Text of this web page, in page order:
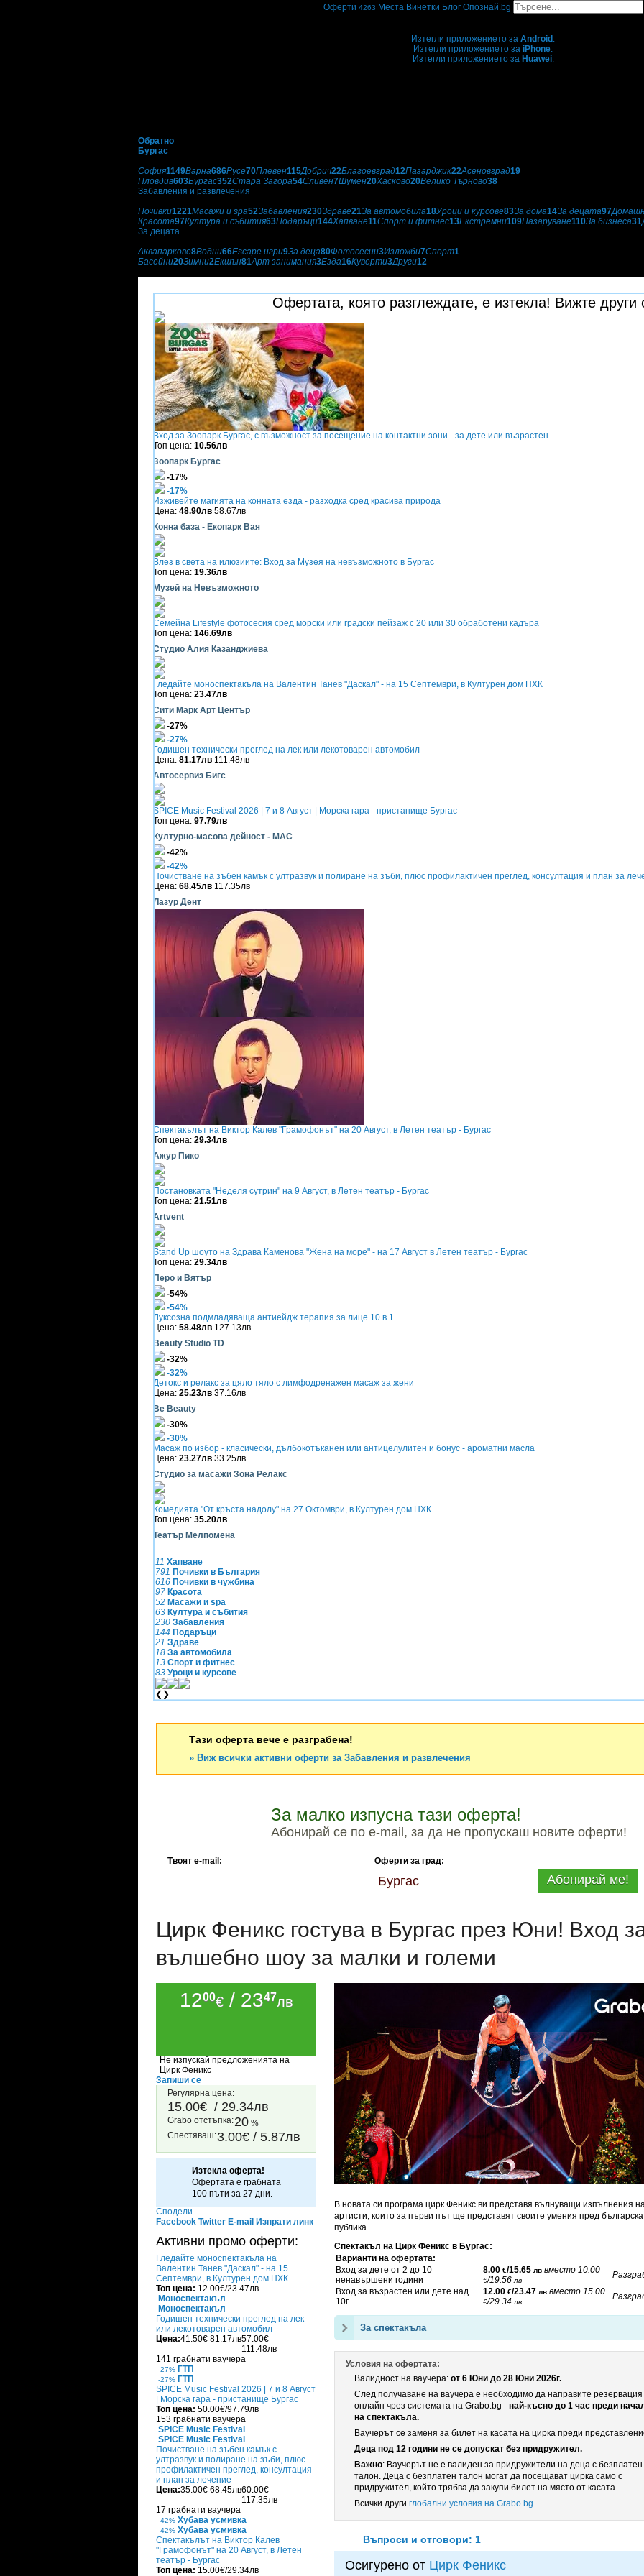
Оферти 4263 Места Винетки Блог Опознай.bg
Изтегли приложението за Android .
Изтегли приложението за iPhone.
Изтегли приложението за Huawei.
Обратно
Бургас
София1149Варна686Русе70Плевен115Добрич22Благоевград12Пазарджик22Асеновград19
Пловдив603Бургас352Стара Загора54Сливен7Шумен20Хасково20Велико Търново38
Забавления и развлечения
Почивки1221Масажи и spa52Забавления230Здраве21За автомобила18Уроци и курсове83За дома14За децата97
Красота97Култура и събития63Подаръци144Хапване11Спорт и фитнес13Екстремни109Пазаруване110За бизнеса31
За децата
Аквапаркове8Водни66Escape игри9За деца80Фотосесии3Изложби7Спорт1
Басейни20Зимни2Екшън81Арт занимания3Езда16Куверти3Други12
Офертата, която разглеждате, е изтекла! Вижте други
Вход за Зоопарк Бургас, с възможност за посещение на контактни зони - за дете или възрастен
Топ цена: 10.56лв
Зоопарк Бургас
-17%
-17%
Изживейте магията на конната езда - разходка сред красива природа
Цена: 48.90лв 58.67лв
Конна база - Екопарк Вая
Влез в света на илюзиите: Вход за Музея на невъзможното в Бургас
Топ цена: 19.36лв
Музей на Невъзможното
Семейна Lifestyle фотосесия сред морски или градски пейзаж с 20 или 30 обработени кадъра
Топ цена: 146.69лв
Студио Алия Казанджиева
Гледайте моноспектакъла на Валентин Танев "Даскал" - на 15 Септември, в Културен дом НХК
Топ цена: 23.47лв
Сити Марк Арт Център
-27%
-27%
Годишен технически преглед на лек или лекотоварен автомобил
Цена: 81.17лв 111.48лв
Автосервиз Бигс
SPICE Music Festival 2026 | 7 и 8 Август | Морска гара - пристанище Бургас
Топ цена: 97.79лв
Културно-масова дейност - МАС
-42%
-42%
Почистване на зъбен камък с ултразвук и полиране на зъби, плюс профилактичен преглед, консултация и план за
Цена: 68.45лв 117.35лв
Лазур Дент
Спектакълът на Виктор Калев "Грамофонът" на 20 Август, в Летен театър - Бургас
Топ цена: 29.34лв
Ажур Пико
Постановката "Неделя сутрин" на 9 Август, в Летен театър - Бургас
Топ цена: 21.51лв
Аrtvent
Stand Up шоуто на Здрава Каменова "Жена на море" - на 17 Август в Летен театър - Бургас
Топ цена: 29.34лв
Перо и Вятър
-54%
-54%
Луксозна подмладяваща антиейдж терапия за лице 10 в 1
Цена: 58.48лв 127.13лв
Beauty Studio TD
-32%
-32%
Детокс и релакс за цяло тяло с лимфодренажен масаж за жени
Цена: 25.23лв 37.16лв
Be Beauty
-30%
-30%
Масаж по избор - класически, дълбокотъканен или антицелулитен и бонус - ароматни масла
Цена: 23.27лв 33.25лв
Студио за масажи Зона Релакс
Комедията "От кръста надолу" на 27 Октомври, в Културен дом НХК
Топ цена: 35.20лв
Театър Мелпомена
11 Хапване
791 Почивки в България
616 Почивки в чужбина
97 Красота
52 Масажи и spa
63 Култура и събития
230 Забавления
144 Подаръци
21 Здраве
18 За автомобила
13 Спорт и фитнес
83 Уроци и курсове
❮ ❯
Тази оферта вече е разграбена!
» Виж всички активни оферти за Забавления и развлечения
За малко изпусна тази оферта!
Абонирай се по e-mail, за да не пропускаш новите оферти!
Твоят e-mail: Оферти за град:
Бургас Абонирай ме!
Цирк Феникс гостува в Бургас през Юни! Вход
вълшебно шоу за малки и големи
В новата си програма цирк Феникс ви представя вълнуващи изпълнения
артисти, които за първи път ще представят своите умения пред българска
публика.
Спектакъл на Цирк Феникс в Бургас:
Варианти на офертата:
Вход за дете от 2 до 10
ненавършени години
8.00 €/15.65 лв вместо 10.00
€/19.56лв
Вход за възрастен или дете над
10г
12.00 €/23.47 лв вместо 15.00
€/29.34лв
За спектакъла
Условия на офертата:
Валидност на ваучера: от 6 Юни до 28 Юни 2026г.
След получаване на ваучера е необходимо да направите резервация
онлайн чрез системата на Grabo.bg - най-късно до 1 час преди
на спектакъла.
Ваучерът се заменя за билет на касата на цирка преди
Деца под 12 години не се допускат без придружител.
Важно: Ваучерът не е валиден за придружители на деца с безплатен
талон. Деца с безплатен талон могат да посещават цирка само с
придружител, който трябва да закупи билет на място от касата.
Всички други глобални условия на Grabo.bg
Въпроси и отговори: 1
Осигурено от Цирк Феникс
1200€/ 2347лв
Не изпускай предложенията на
Цирк Феникс
Запиши се
Регулярна цена:
15.00€ / 29.34лв
Grabo oтстъпка:20 %
Спестяваш:3.00€ / 5.87лв
Изтекла оферта!
Офертата е грабната
100 пъти за 27 дни.
Сподели
Facebook Twitter E-mail Изпрати линк
Активни промо оферти:
Гледайте моноспектакъла на
Валентин Танев "Даскал" - на 15
Септември, в Културен дом НХК
Топ цена: 12.00€/23.47лв
Моноспектакъл
Моноспектакъл
Годишен технически преглед на лек
или лекотоварен автомобил
Цена:41.50€ 81.17лв57.00€
111.48лв
141 грабнати ваучера
-27% ГТП
-27% ГТП
SPICE Music Festival 2026 | 7 и 8 Август
| Морска гара - пристанище Бургас
Топ цена: 50.00€/97.79лв
153 грабнати ваучера
SPICE Music Festival
SPICE Music Festival
Почистване на зъбен камък с
ултразвук и полиране на зъби, плюс
профилактичен преглед, консултация
и план за лечение
Цена:35.00€ 68.45лв60.00€
117.35лв
17 грабнати ваучера
-42% Хубава усмивка
-42% Хубава усмивка
Спектакълът на Виктор Калев
"Грамофонът" на 20 Август, в Летен
театър - Бургас
Топ цена: 15.00€/29.34лв